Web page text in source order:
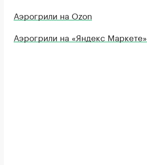
Аэрогрили на Ozon
Аэрогрили на «Яндекс Маркете»